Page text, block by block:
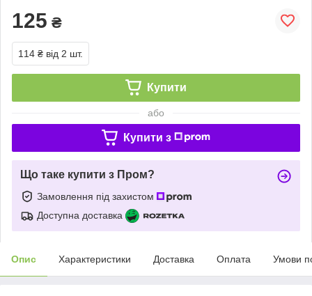
125 ₴
114 ₴ від 2 шт.
Купити
або
Купити з
Що таке купити з Пром?
Замовлення під захистом
Доступна доставка
Опис Характеристики Доставка Оплата Умови